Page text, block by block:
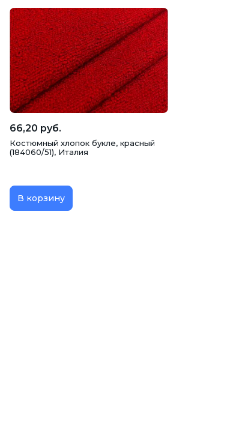
66,20 руб.
Костюмный хлопок букле, красный
(184060/51), Италия
В корзину